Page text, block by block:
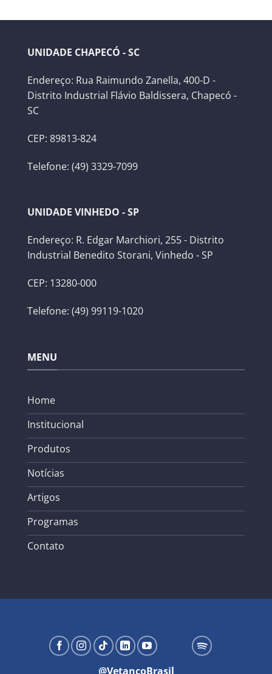
UNIDADE CHAPECÓ - SC
Endereço: Rua Raimundo Zanella, 400-D -
Distrito Industrial Flávio Baldissera, Chapecó -
SC
CEP: 89813-824
Telefone: (49) 3329-7099
UNIDADE VINHEDO - SP
Endereço: R. Edgar Marchiori, 255 - Distrito
Industrial Benedito Storani, Vinhedo - SP
CEP: 13280-000
Telefone: (49) 99119-1020
MENU
Home
Institucional
Produtos
Notícias
Artigos
Programas
Contato
@VetancoBrasil